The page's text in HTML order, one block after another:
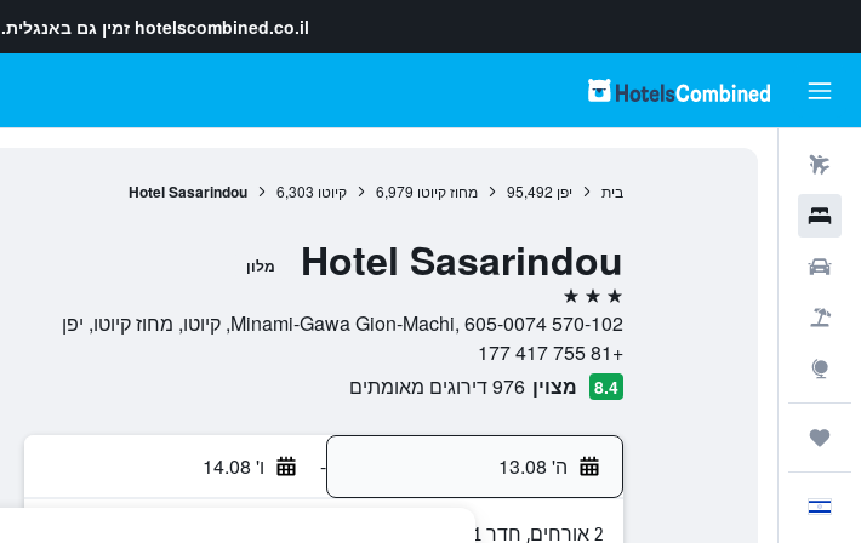
hotelscombined.co.il זמין גם באנגלית.
בית יפן 95,492 מחוז קיוטו 6,979 קיוטו 6,303
Hotel Sasarindou
Hotel Sasarindou מלון
3 כוכבים
570-102 Minami-Gawa Gion-Machi, 605-0074, קיוטו, מחוז קיוטו, יפן
+81 755 417 177
8.4 מצוין 976 דירוגים מאומתים
ה' 13.08 - ו' 14.08
2 אורחים, חדר 1